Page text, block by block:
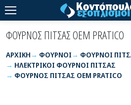
ΦΟΥΡΝΟΣ ΠΙΤΣΑΣ OEM PRATICO
ΑΡΧΙΚΉ ΦΟΥΡΝΟΙ
ΦΟΥΡΝΟΙ
ΗΛΕΚΤΡΙΚΟΙ ΦΟΥΡΝΟΙ ΠΙΤΣΑΣ
ΦΟΥΡΝΟΣ ΠΙΤΣΑΣ OEM PRATICO